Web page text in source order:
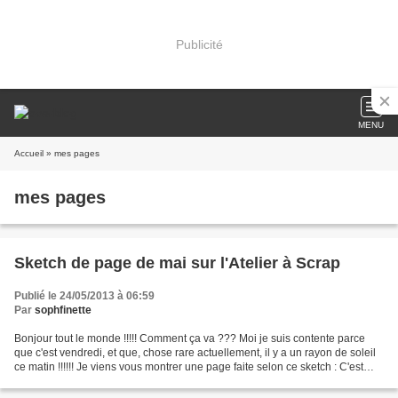
Publicité
MENU
Accueil » mes pages
mes pages
Sketch de page de mai sur l'Atelier à Scrap
Publié le 24/05/2013 à 06:59
Par sophfinette
Bonjour tout le monde !!!!! Comment ça va ??? Moi je suis contente parce
que c'est vendredi, et que, chose rare actuellement, il y a un rayon de soleil
ce matin !!!!!! Je viens vous montrer une page faite selon ce sketch : C'est